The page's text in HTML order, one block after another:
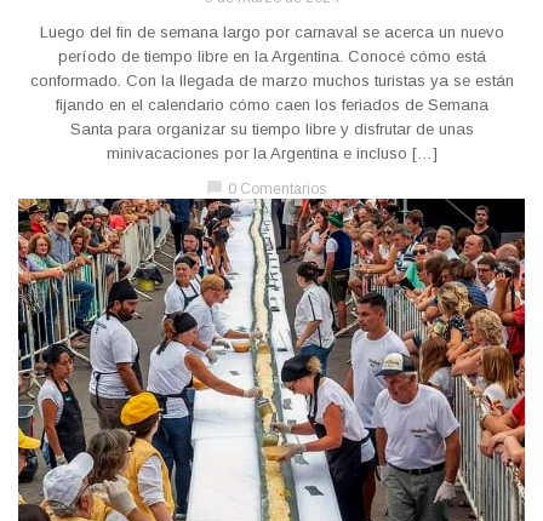
Luego del fin de semana largo por carnaval se acerca un nuevo
período de tiempo libre en la Argentina. Conocé cómo está
conformado. Con la llegada de marzo muchos turistas ya se están
fijando en el calendario cómo caen los feriados de Semana
Santa para organizar su tiempo libre y disfrutar de unas
minivacaciones por la Argentina e incluso […]
chat_bubble 0 Comentarios